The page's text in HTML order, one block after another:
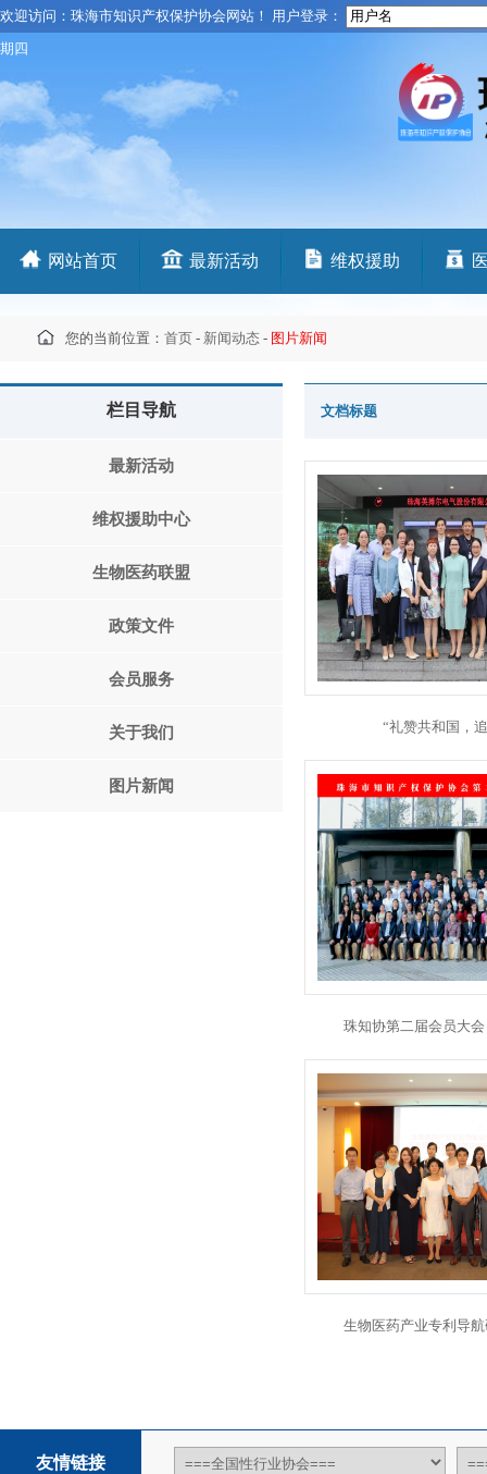
欢迎访问：珠海市知识产权保护协会网站！ 用户登录：
期四
网站首页 最新活动 维权援助
您的当前位置： 首页 - 新闻动态 - 图片新闻
栏目导航
最新活动
维权援助中心
生物医药联盟
政策文件
会员服务
关于我们
图片新闻
文档标题
“礼赞共和国，
珠知协第二届会员大
生物医药产业专利导
友情链接